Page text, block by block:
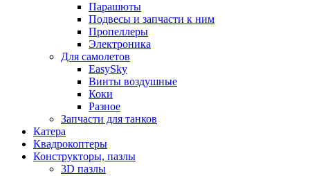
Парашюты
Подвесы и запчасти к ним
Пропеллеры
Электроника
Для самолетов
EasySky
Винты воздушные
Коки
Разное
Запчасти для танков
Катера
Квадрокоптеры
Конструкторы, пазлы
3D пазлы